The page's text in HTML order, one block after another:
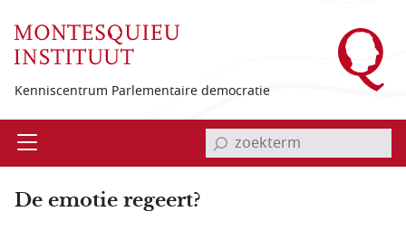
Kenniscentrum Parlementaire democratie
Open invoerveld zoekterm
De emotie regeert?